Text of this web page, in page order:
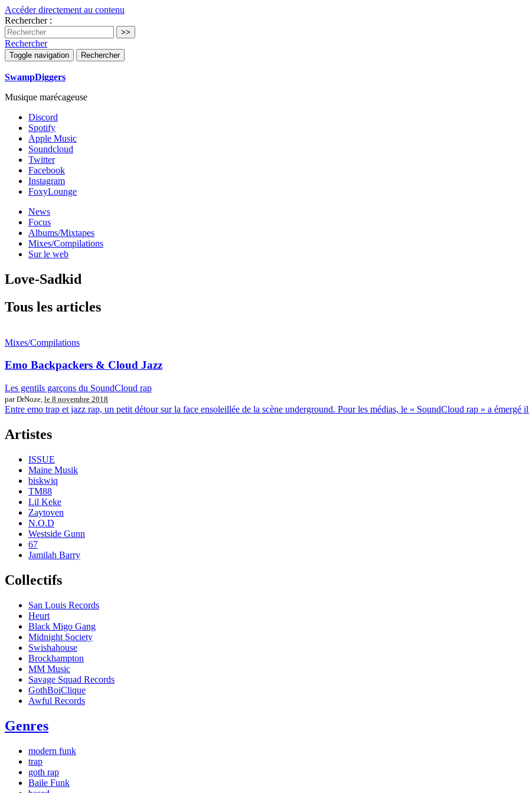
Accéder directement au contenu
Rechercher :
Rechercher
Toggle navigation Rechercher
SwampDiggers
Musique marécageuse
Discord
Spotify
Apple Music
Soundcloud
Twitter
Facebook
Instagram
FoxyLounge
News
Focus
Albums/Mixtapes
Mixes/Compilations
Sur le web
Love-Sadkid
Tous les articles
Mixes/Compilations
Emo Backpackers & Cloud Jazz
Les gentils garçons du SoundCloud rap
par DrNoze, le 8 novembre 2018
Entre emo trap et jazz rap, un petit détour sur la face ensoleillée de la scène underground. Pour les médias, le « SoundCloud rap » a émergé
Artistes
ISSUE
Maine Musik
biskwiq
TM88
Lil Keke
Zaytoven
N.O.D
Westside Gunn
67
Jamilah Barry
Collectifs
San Louis Records
Heurt
Black Migo Gang
Midnight Society
Swishahouse
Brockhampton
MM Music
Savage Squad Records
GothBoiClique
Awful Records
Genres
modern funk
trap
goth rap
Baile Funk